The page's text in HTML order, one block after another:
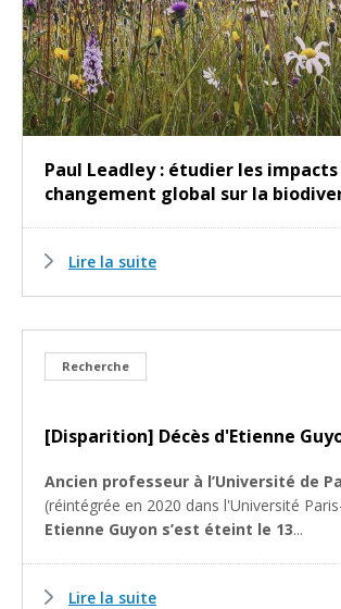
Paul Leadley : étudier les impacts
changement global sur la
Lire la suite
Recherche
[Disparition] Décès d'Etienne
Ancien professeur à l’Université de
(réintégrée en 2020 dans l'Université
Etienne Guyon s’est éteint le 13...
Lire la suite